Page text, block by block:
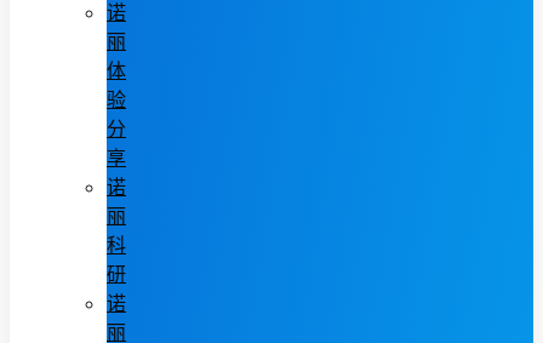
诺
丽
体
验
分
享
诺
丽
科
研
诺
丽